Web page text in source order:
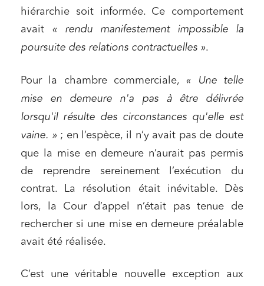
hiérarchie soit informée. Ce comportement
avait « rendu manifestement impossible la
poursuite des relations contractuelles ».
Pour la chambre commerciale, « Une telle
mise en demeure n'a pas à être délivrée
lorsqu'il résulte des circonstances qu'elle est
vaine. »; en l’espèce, il n’y avait pas de doute
que la mise en demeure n’aurait pas permis
de reprendre sereinement l’exécution du
contrat. La résolution était inévitable. Dès
lors, la Cour d’appel n’était pas tenue de
rechercher si une mise en demeure préalable
avait été réalisée.
C’est une véritable nouvelle exception aux